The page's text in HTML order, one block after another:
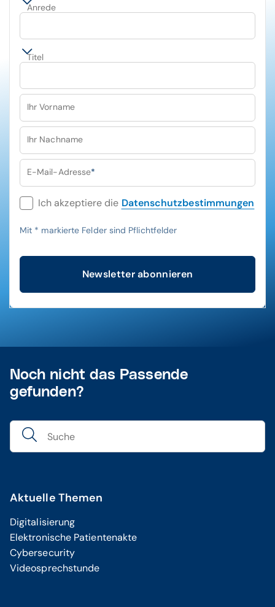
Anrede
Titel
Ihr Vorname
Ihr Nachname
E-Mail-Adresse*
Ich akzeptiere die Datenschutzbestimmungen
Mit * markierte Felder sind Pflichtfelder
Newsletter abonnieren
Noch nicht das Passende
gefunden?
Aktuelle Themen
Digitalisierung
Elektronische Patientenakte
Cybersecurity
Videosprechstunde